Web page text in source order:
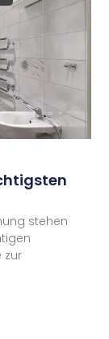
stehen
zur